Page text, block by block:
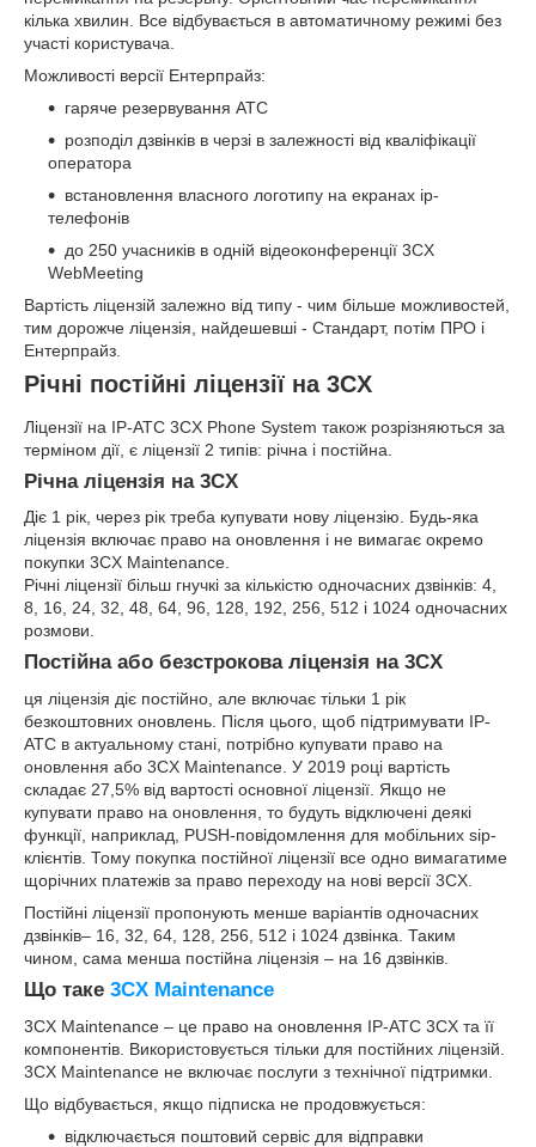
кілька хвилин. Все відбувається в автоматичному режимі без
участі користувача.
Можливості версії Ентерпрайз:
гаряче резервування АТС
розподіл дзвінків в черзі в залежності від кваліфікації
оператора
встановлення власного логотипу на екранах ip-
телефонів
до 250 учасників в одній відеоконференції 3CX
WebMeeting
Вартість ліцензій залежно від типу - чим більше можливостей,
тим дорожче ліцензія, найдешевші - Стандарт, потім ПРО і
Ентерпрайз.
Річні постійні ліцензії на 3CX
Ліцензії на IP-АТС 3CX Phone System також розрізняються за
терміном дії, є ліцензії 2 типів: річна і постійна.
Річна ліцензія на 3CX
Діє 1 рік, через рік треба купувати нову ліцензію. Будь-яка
ліцензія включає право на оновлення і не вимагає окремо
покупки 3CX Maintenance.
Річні ліцензії більш гнучкі за кількістю одночасних дзвінків: 4,
8, 16, 24, 32, 48, 64, 96, 128, 192, 256, 512 і 1024 одночасних
розмови.
Постійна або безстрокова ліцензія на 3CX
ця ліцензія діє постійно, але включає тільки 1 рік
безкоштовних оновлень. Після цього, щоб підтримувати IP-
АТС в актуальному стані, потрібно купувати право на
оновлення або 3CX Maintenance. У 2019 році вартість
складає 27,5% від вартості основної ліцензії. Якщо не
купувати право на оновлення, то будуть відключені деякі
функції, наприклад, PUSH-повідомлення для мобільних sip-
клієнтів. Тому покупка постійної ліцензії все одно вимагатиме
щорічних платежів за право переходу на нові версії 3CX.
Постійні ліцензії пропонують менше варіантів одночасних
дзвінків– 16, 32, 64, 128, 256, 512 і 1024 дзвінка. Таким
чином, сама менша постійна ліцензія – на 16 дзвінків.
Що таке 3CX Maintenance
3CX Maintenance – це право на оновлення IP-АТС 3CX та її
компонентів. Використовується тільки для постійних ліцензій.
3CX Maintenance не включає послуги з технічної підтримки.
Що відбувається, якщо підписка не продовжується:
відключається поштовий сервіс для відправки